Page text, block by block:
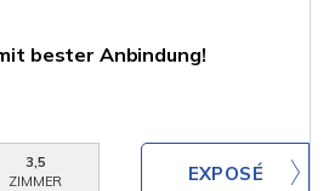
bester Anbindung!
3,5
ZIMMER